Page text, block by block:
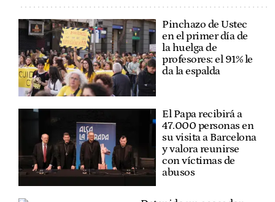
Pinchazo de Ustec
en el primer día de
la huelga de
profesores: el 91% le
da la espalda
El Papa recibirá a
47.000 personas en
su visita a Barcelona
y valora reunirse
con víctimas de
abusos